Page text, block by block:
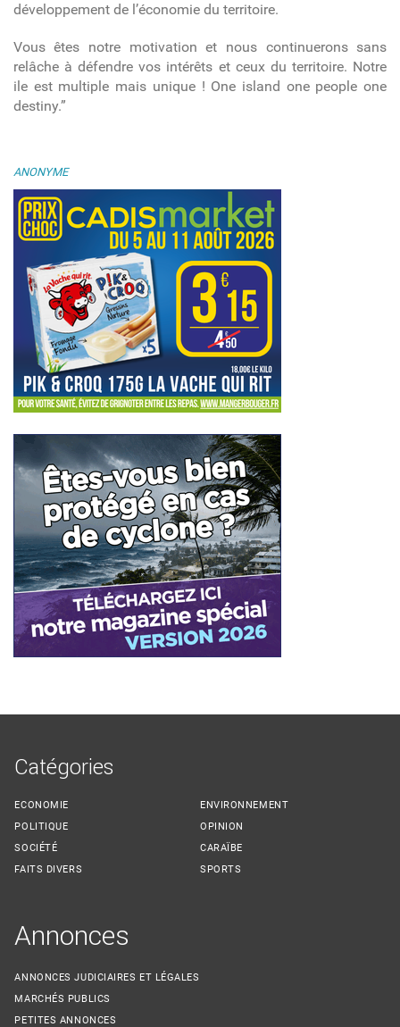
développement de l’économie du territoire.
Vous êtes notre motivation et nous continuerons sans
relâche à défendre vos intérêts et ceux du territoire. Notre
ile est multiple mais unique ! One island one people one
destiny.”
ANONYME
Catégories
ECONOMIE
POLITIQUE
SOCIÉTÉ
FAITS DIVERS
ENVIRONNEMENT
OPINION
CARAÏBE
SPORTS
Annonces
ANNONCES JUDICIAIRES ET LÉGALES
MARCHÉS PUBLICS
PETITES ANNONCES